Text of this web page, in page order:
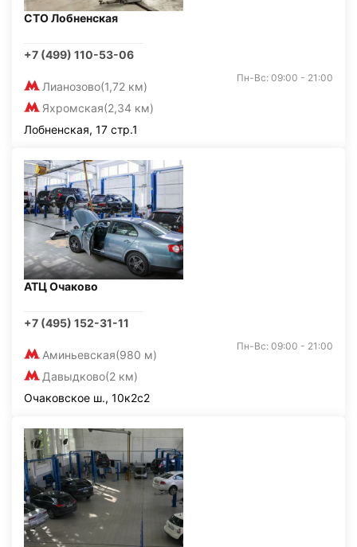
СТО Лобненская
+7 (499) 110-53-06
Лианозово(1,72 км)
Яхромская(2,34 км)
Пн-Вс: 09:00 - 21:00
Лобненская, 17 стр.1
АТЦ Очаково
+7 (495) 152-31-11
Аминьевская(980 м)
Давыдково(2 км)
Пн-Вс: 09:00 - 21:00
Очаковское ш., 10к2с2